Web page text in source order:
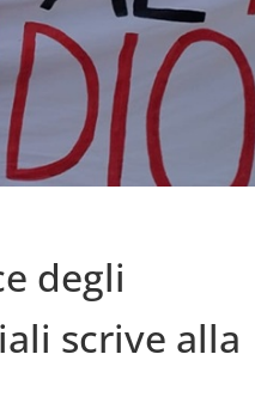
degli
scrive alla